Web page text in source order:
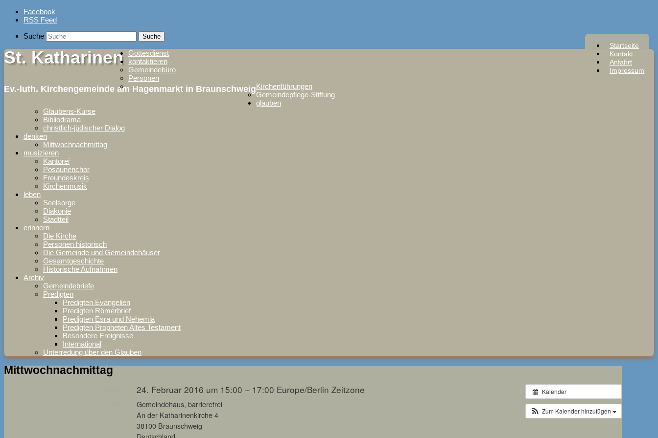
Skip
Facebook
RSS Feed
Startseite
Kontakt
Anfahrt
Impressum
Suche
St. Katharinen
Ev.-luth. Kirchengemeinde am Hagenmarkt in Braunschweig
Gottesdienst
kontaktieren
Gemeindebüro
Personen
Kirchenführungen
Gemeindepflege-Stiftung
glauben
Glaubens-Kurse
Bibliodrama
christlich-jüdischer Dialog
denken
Mittwochnachmittag
musizieren
Kantorei
Posaunenchor
Freundeskreis
Kirchenmusik
leben
Seelsorge
Diakonie
Stadtteil
erinnern
Die Kirche
Personen historisch
Die Gemeinde und Gemeindehäuser
Gesamtgeschichte
Historische Aufnahmen
Archiv
Gemeindebriefe
Predigten
Predigten Evangelien
Predigten Römerbrief
Predigten Esra und Nehemia
Predigten Propheten Altes Testament
Besondere Ereignisse
International
Unterredung über den Glauben
Mittwochnachmittag
Kalender
Zum Kalender hinzufügen
24. Februar 2016 um 15:00 – 17:00 Europe/Berlin Zeitzone
Gemeindehaus, barrierefrei
An der Katharinenkirche 4
38100 Braunschweig